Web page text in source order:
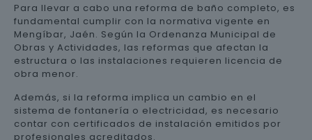
Para llevar a cabo una reforma de baño completo, es
fundamental cumplir con la normativa vigente en
Mengíbar, Jaén. Según la Ordenanza Municipal de
Obras y Actividades, las reformas que afectan la
estructura o las instalaciones requieren licencia de
obra menor.
Además, si la reforma implica un cambio en el
sistema de fontanería o electricidad, es necesario
contar con certificados de instalación emitidos por
profesionales acreditados.